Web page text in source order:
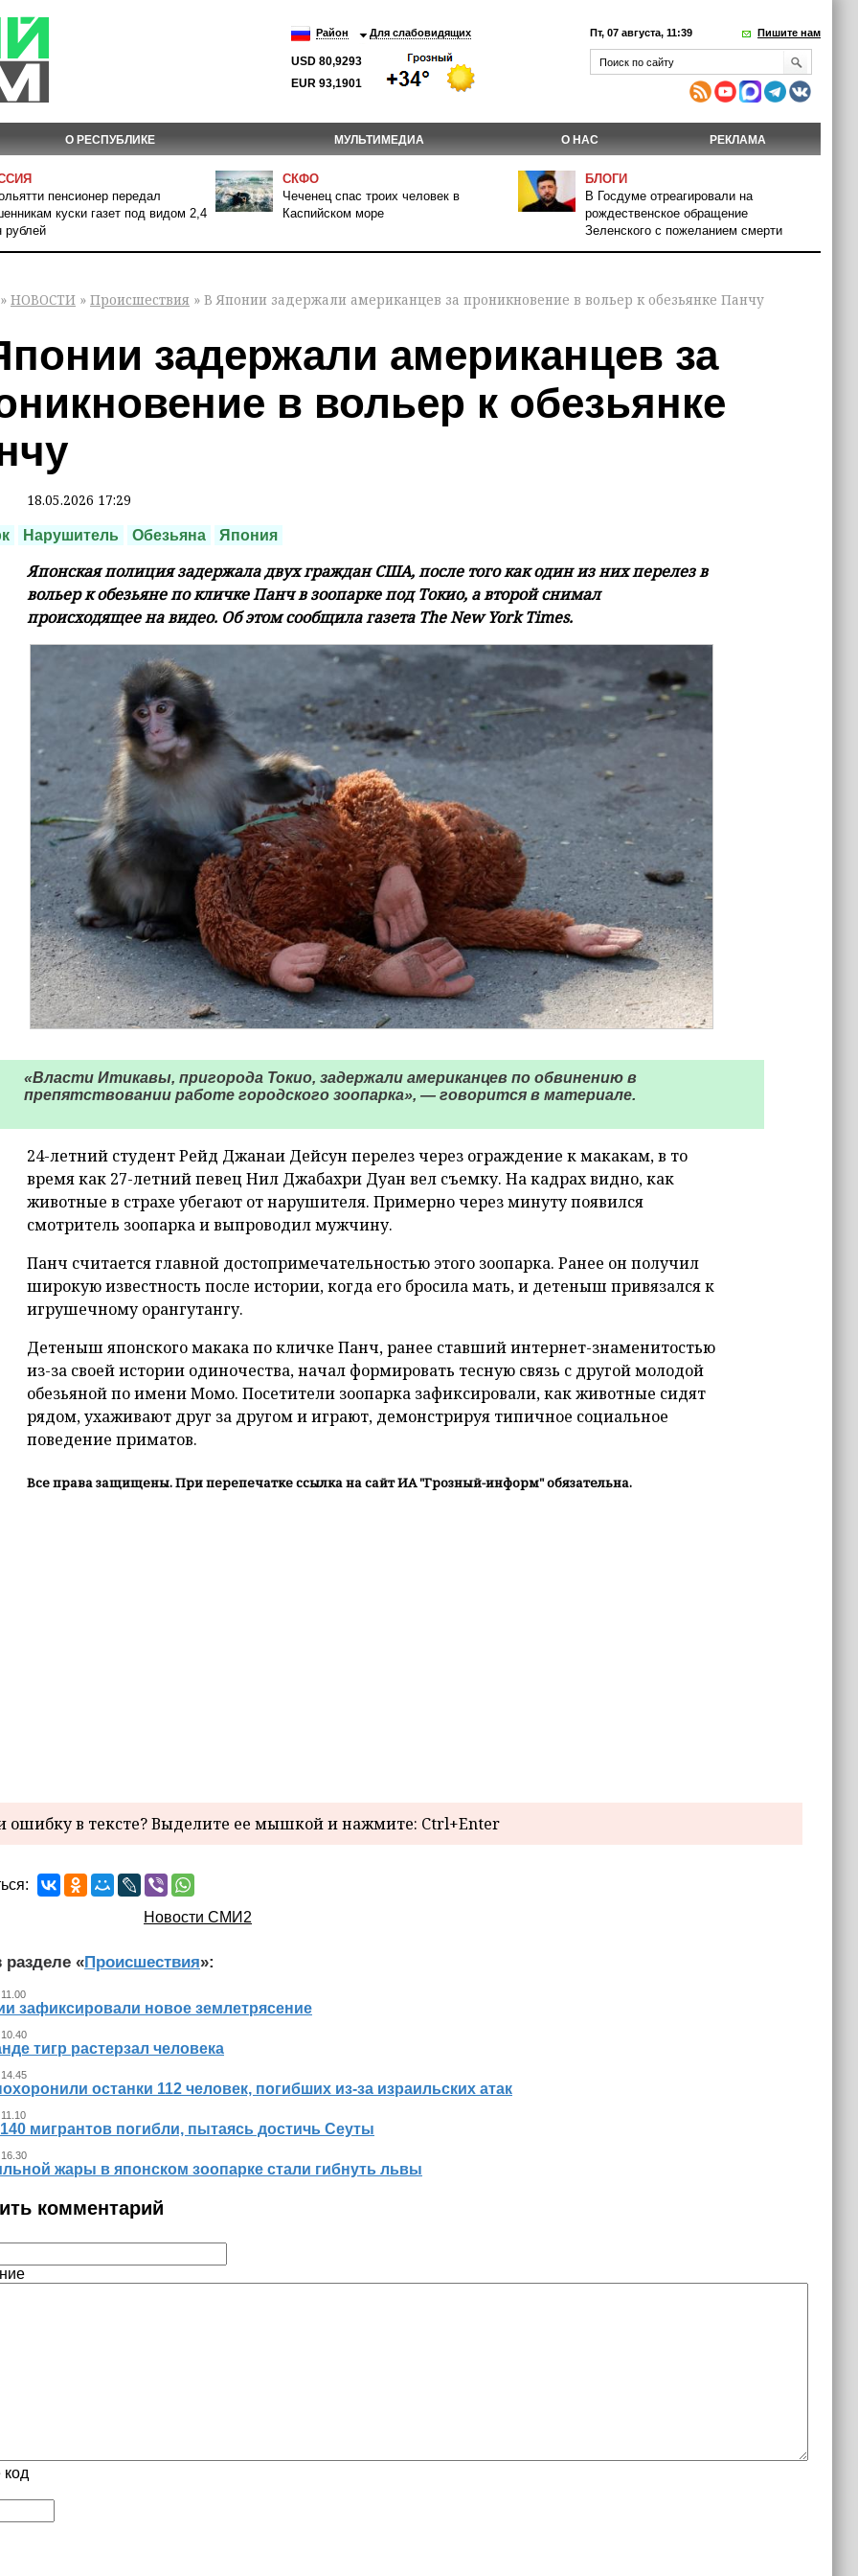
Район Для слабовидящих
USD 80,9293
EUR 93,1901
Пт, 07 августа, 11:39 Пишите нам
О РЕСПУБЛИКЕ МУЛЬТИМЕДИА О НАС РЕКЛАМА
пенсионер передал
куски газет под видом 2,4
рублей
СКФО
Чеченец спас троих человек в
Каспийском море
БЛОГИ
В Госдуме отреагировали на
рождественское обращение
Зеленского с пожеланием смерти
» НОВОСТИ » Происшествия » В Японии задержали американцев за проникновение в вольер к обезьянке Панчу
задержали американцев за
в вольер к обезьянке
18.05.2026 17:29
Нарушитель Обезьяна Япония
Японская полиция задержала двух граждан США, после того как один из них перелез в
вольер к обезьяне по кличке Панч в зоопарке под Токио, а второй снимал
происходящее на видео. Об этом сообщила газета The New York Times.
«Власти Итикавы, пригорода Токио, задержали американцев по обвинению в
препятствовании работе городского зоопарка», — говорится в материале.
24-летний студент Рейд Джанаи Дейсун перелез через ограждение к макакам, в то
время как 27-летний певец Нил Джабахри Дуан вел съемку. На кадрах видно, как
животные в страхе убегают от нарушителя. Примерно через минуту появился
смотритель зоопарка и выпроводил мужчину.
Панч считается главной достопримечательностью этого зоопарка. Ранее он получил
широкую известность после истории, когда его бросила мать, и детеныш привязался к
игрушечному орангутангу.
Детеныш японского макака по кличке Панч, ранее ставший интернет-знаменитостью
из-за своей истории одиночества, начал формировать тесную связь с другой молодой
обезьяной по имени Момо. Посетители зоопарка зафиксировали, как животные сидят
рядом, ухаживают друг за другом и играют, демонстрируя типичное социальное
поведение приматов.
Все права защищены. При перепечатке ссылка на сайт ИА "Грозный-информ" обязательна.
в тексте? Выделите ее мышкой и нажмите: Ctrl+Enter
Новости СМИ2
разделе «Происшествия»:
зафиксировали новое землетрясение
тигр растерзал человека
останки 112 человек, погибших из‑за израильских атак
мигрантов погибли, пытаясь достичь Сеуты
жары в японском зоопарке стали гибнуть львы
комментарий
код